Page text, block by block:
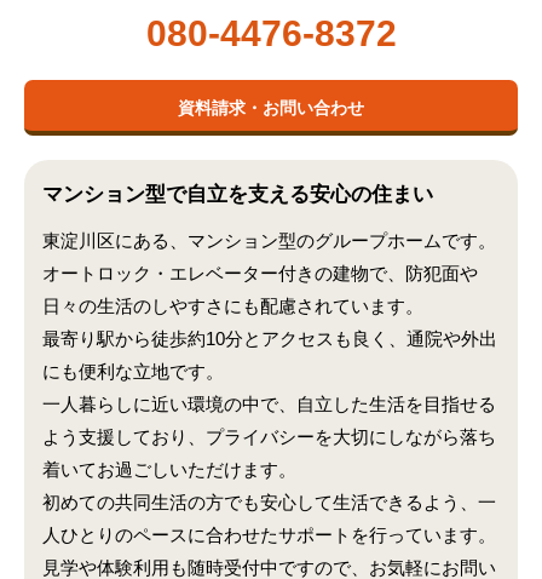
マンション型で自立を支える安心の住まい
東淀川区にある、マンション型のグループホームです。
オートロック・エレベーター付きの建物で、防犯面や
日々の生活のしやすさにも配慮されています。
最寄り駅から徒歩約10分とアクセスも良く、通院や外出
にも便利な立地です。
一人暮らしに近い環境の中で、自立した生活を目指せる
よう支援しており、プライバシーを大切にしながら落ち
着いてお過ごしいただけます。
初めての共同生活の方でも安心して生活できるよう、一
人ひとりのペースに合わせたサポートを行っています。
見学や体験利用も随時受付中ですので、お気軽にお問い
080-4476-8372
資料請求・お問い合わせ